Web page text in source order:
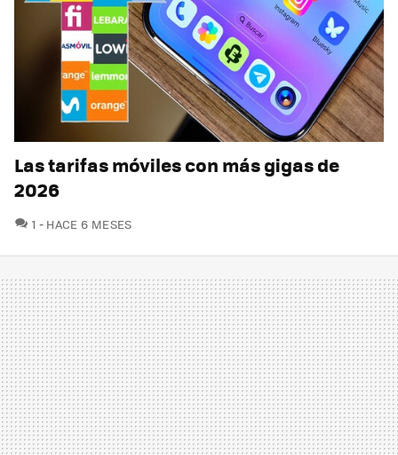
Las tarifas móviles con más gigas de
2026
1 COMENTARIOS
HACE 6 MESES